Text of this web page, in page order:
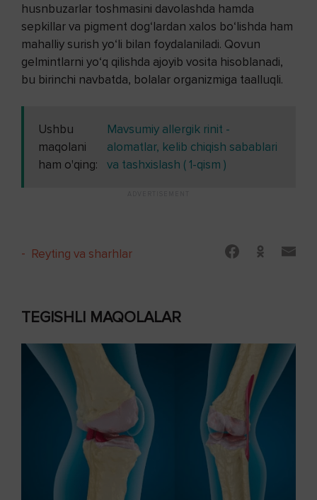
husnbuzarlar toshmasini davolashda hamda
sepkillar va pigment dog‘lardan xalos bo‘lishda ham
mahalliy surish yo‘li bilan foydalaniladi. Qovun
gelmintlarni yo‘q qilishda ajoyib vosita hisoblanadi,
bu birinchi navbatda, bolalar organizmiga taalluqli.
Ushbu
maqolani
ham o'qing:
Mavsumiy allergik rinit -
alomatlar, kelib chiqish sabablari
va tashxislash ( 1-qism )
- Reyting va sharhlar
TEGISHLI MAQOLALAR